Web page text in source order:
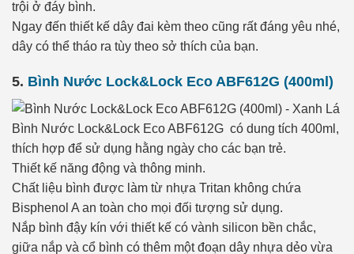
trội ở đáy bình.
Ngay đến thiết kế dây đai kèm theo cũng rất đáng yêu nhé,
dây có thể tháo ra tùy theo sở thích của bạn.
5. Bình Nước Lock&Lock Eco ABF612G (400ml)
Bình Nước Lock&Lock Eco ABF612G có dung tích 400ml,
thích hợp để sử dụng hằng ngày cho các bạn trẻ.
Thiết kế năng động và thông minh.
Chất liệu bình được làm từ nhựa Tritan không chứa
Bisphenol A an toàn cho mọi đối tượng sử dụng.
Nắp bình đậy kín với thiết kế có vành silicon bền chắc,
giữa nắp và cổ bình có thêm một đoạn dây nhựa dẻo vừa